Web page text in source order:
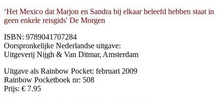
‘Het Mexico dat Marjon en Sandra bij elkaar beleefd hebben staat in
geen enkele reisgids' De Morgen
ISBN: 9789041707284
Oorspronkelijke Nederlandse uitgave:
Uitgeverij Nijgh & Van Ditmar, Amsterdam
Uitgave als Rainbow Pocket: februari 2009
Rainbow Pocketboek nr: 508
Prijs: € 7.95